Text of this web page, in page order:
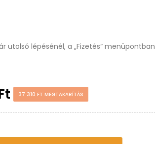
utolsó lépésénél, a „Fizetés“ menüpontban
37 310 FT MEGTAKARÍTÁS